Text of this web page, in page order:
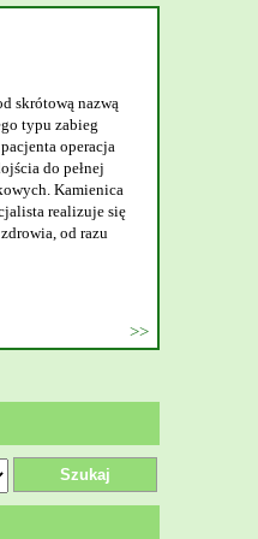
skrótową nazwą
typu zabieg
operacja
do pełnej
Kamienica
realizuje się
od razu
Szukaj